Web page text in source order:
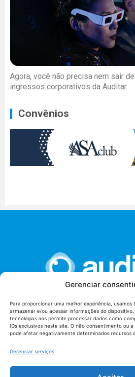
Gerenciar
Para proporcionar uma melhor experiência, usamos
armazenar e/ou acessar informações do
tecnologias nos permite processar dados como
IDs exclusivos neste site. O não consentimento ou
pode afetar negativamente determinados recursos
Gerenciar serviços
Agora, você não precisa nem sair
ingressos corporativos da Auditar.
Convênios
União dos Auditores Federais
AUDITAR
Setor de Administração Federal Sul
Tribunal de Contas da União